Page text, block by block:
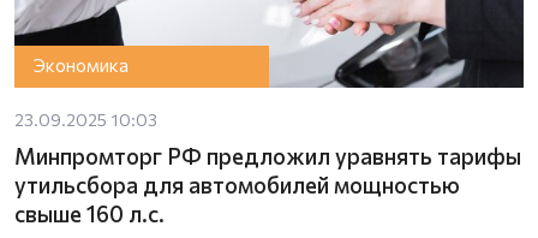
Экономика
23.09.2025 10:03
Минпромторг РФ предложил уравнять тарифы
утильсбора для автомобилей мощностью
свыше 160 л.с.